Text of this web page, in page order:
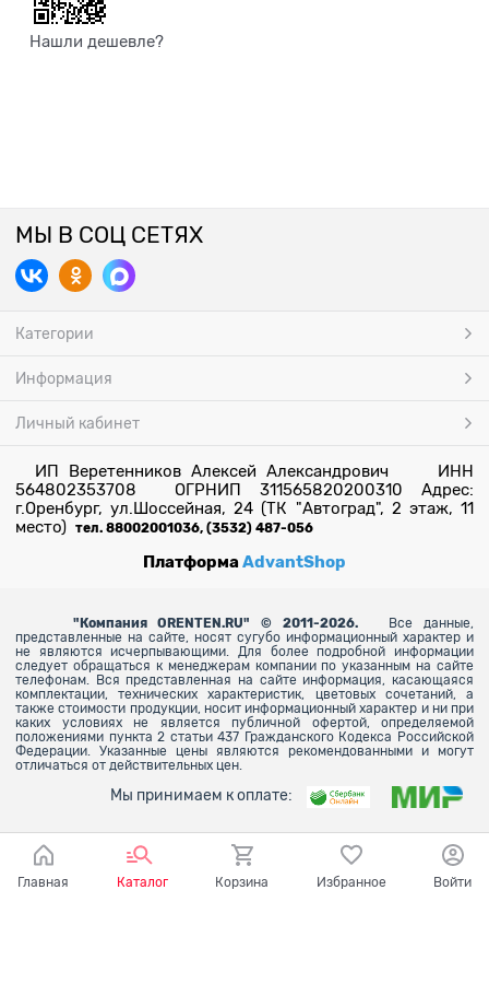
Нашли дешевле?
МЫ В СОЦ СЕТЯХ
Категории
Информация
Личный кабинет
ИП Веретенников Алексей Александрович ИНН
564802353708 ОГРНИП 311565820200310 Адрес:
г.Оренбург, ул.Шоссейная, 24 (ТК "Автоград", 2 этаж, 11
место) тел. 88002001036, (3532) 487-056
ПлатформаAdvantShop
" Компания ORENTEN.RU" © 2011-2026.
Все данные,
представленные на сайте, носят сугубо информационный характер и
не являются исчерпывающими. Для более подробной информации
следует обращаться к менеджерам компании по указанным на сайте
телефонам. Вся представленная на сайте информация, касающаяся
комплектации, технических характеристик, цветовых сочетаний, а
также стоимости продукции, носит информационный характер и ни при
каких условиях не является публичной офертой, определяемой
положениями пункта 2 статьи 437 Гражданского Кодекса Российской
Федерации. Указанные цены являются рекомендованными и могут
отличаться от действительных цен.
Мы принимаем к оплате:
Главная Каталог Корзина Избранное Войти